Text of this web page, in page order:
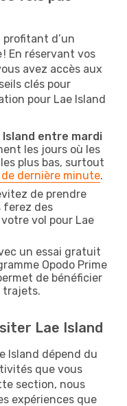
d’un
! En réservant vos
avez accès aux
clés pour
pour Lae Island
Island entre mardi
les jours où les
plus bas, surtout
dernière minute.
de prendre
ferez des
vol pour Lae
un essai gratuit
Opodo Prime
de bénéficier
trajets.
Lae Island
Island dépend du
que vous
section, nous
expériences que